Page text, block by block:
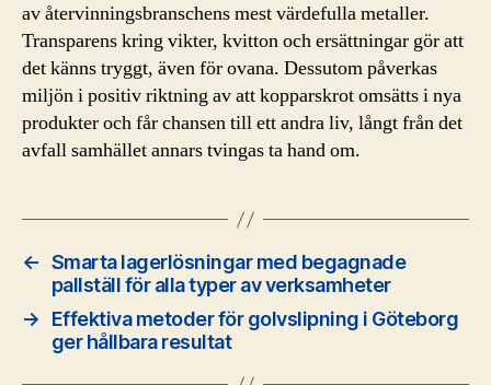
av återvinningsbranschens mest värdefulla metaller.
Transparens kring vikter, kvitton och ersättningar gör att
det känns tryggt, även för ovana. Dessutom påverkas
miljön i positiv riktning av att kopparskrot omsätts i nya
produkter och får chansen till ett andra liv, långt från det
avfall samhället annars tvingas ta hand om.
← Smarta lagerlösningar med begagnade
pallställ för alla typer av verksamheter
→
Effektiva metoder för golvslipning i Göteborg
ger hållbara resultat